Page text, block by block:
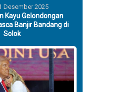
Desember 2025
Kayu Gelondongan
Banjir Bandang di
Solok